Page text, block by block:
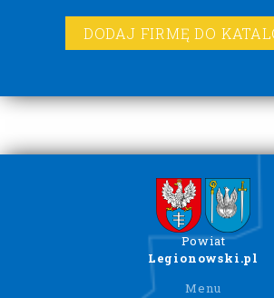
DODAJ FIRMĘ DO
Powiat
Legionowski.pl
Menu